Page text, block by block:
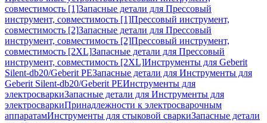
совместимость [1]Запасные детали для Прессовый
инструмент, совместимость [1]Прессовый инструмент,
совместимость [2]Запасные детали для Прессовый
инструмент, совместимость [2]Прессовый инструмент,
совместимость [2XL]Запасные детали для Прессовый
инструмент, совместимость [2XL]Инструменты для Geberit
Silent-db20/Geberit PEЗапасные детали для Инструменты для
Geberit Silent-db20/Geberit PEИнструменты для
электросваркиЗапасные детали для Инструменты для
электросваркиПринадлежности к электросварочным
аппаратамИнструменты для стыковой сваркиЗапасные детали